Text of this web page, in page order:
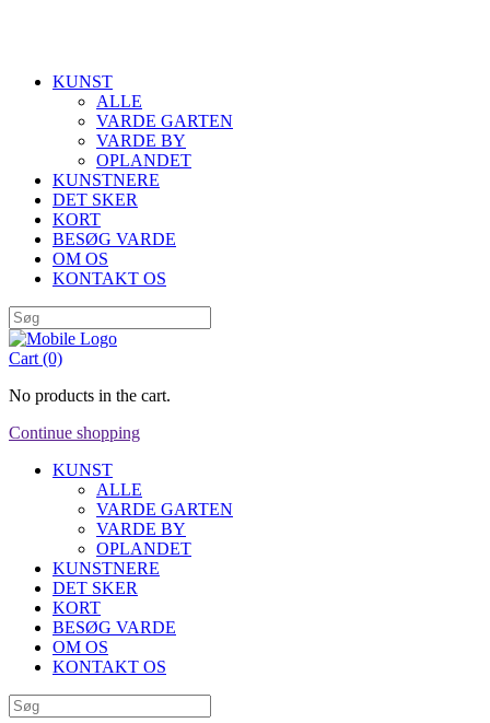
KUNST
ALLE
VARDE GARTEN
VARDE BY
OPLANDET
KUNSTNERE
DET SKER
KORT
BESØG VARDE
OM OS
KONTAKT OS
Cart (0)
No products in the cart.
Continue shopping
KUNST
ALLE
VARDE GARTEN
VARDE BY
OPLANDET
KUNSTNERE
DET SKER
KORT
BESØG VARDE
OM OS
KONTAKT OS